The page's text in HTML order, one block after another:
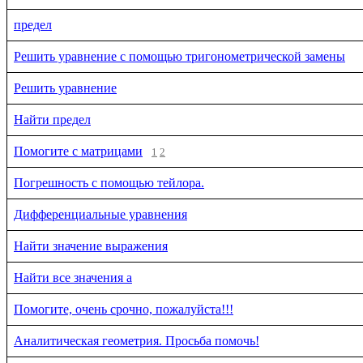
предел
Решить уравнение с помощью тригонометрической замены
Решить уравнение
Найти предел
Помогите с матрицами
1 2
Погрешность с помощью тейлора.
Дифференциальные уравнения
Найти значение выражения
Найти все значения a
Помогите, очень срочно, пожалуйста!!!
Аналитическая геометрия. Просьба помочь!